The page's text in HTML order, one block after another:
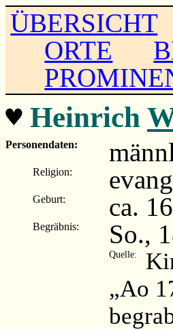
ÜBERSICHT
ORTE
♥ Heinrich
Personendaten:
Religion:
Geburt: ca.
Begräbnis: So.,
Quelle:
„Ao